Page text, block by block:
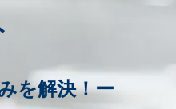
を解決！ー